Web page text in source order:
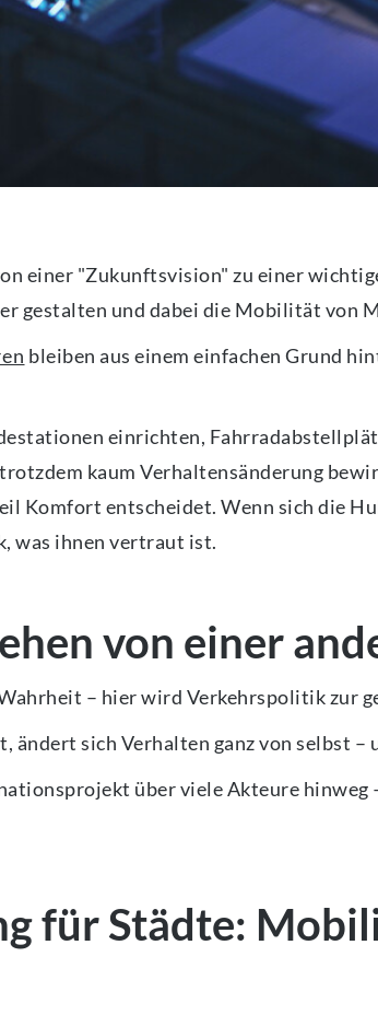
einer "Zukunftsvision" zu einer
gestalten und dabei die Mobilität von
bleiben aus einem einfachen Grund
einrichten,
kaum Verhaltensänderung
Komfort entscheidet. Wenn sich die
was ihnen vertraut ist.
von einer
– hier wird Verkehrspolitik zur
ändert sich Verhalten ganz von selbst –
über viele Akteure hinweg
für Städte: